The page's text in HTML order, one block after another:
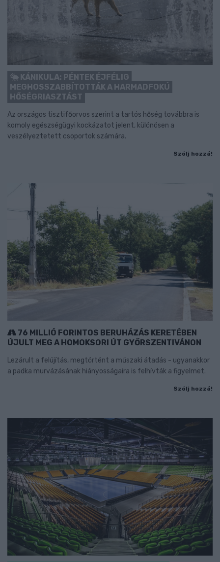
KÁNIKULA: PÉNTEK ÉJFÉLIG
MEGHOSSZABBÍTOTTÁK A HARMADFOKÚ
HŐSÉGRIASZTÁST
Az országos tisztifőorvos szerint a tartós hőség továbbra is
komoly egészségügyi kockázatot jelent, különösen a
veszélyeztetett csoportok számára.
Szólj hozzá!
76 MILLIÓ FORINTOS BERUHÁZÁS KERETÉBEN
ÚJULT MEG A HOMOKSORI ÚT GYŐRSZENTIVÁNON
Lezárult a felújítás, megtörtént a műszaki átadás - ugyanakkor
a padka murvázásának hiányosságaira is felhívták a figyelmet.
Szólj hozzá!